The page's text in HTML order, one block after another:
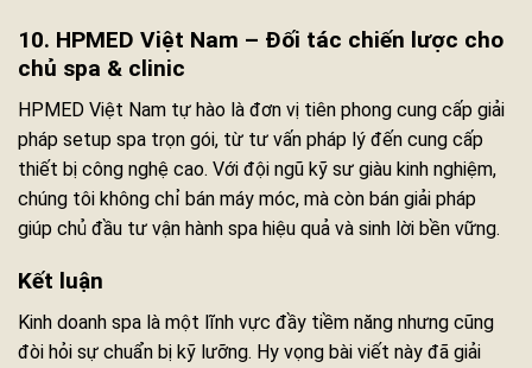
10. HPMED Việt Nam – Đối tác chiến lược cho
chủ spa & clinic
HPMED Việt Nam tự hào là đơn vị tiên phong cung cấp giải
pháp setup spa trọn gói, từ tư vấn pháp lý đến cung cấp
thiết bị công nghệ cao. Với đội ngũ kỹ sư giàu kinh nghiệm,
chúng tôi không chỉ bán máy móc, mà còn bán giải pháp
giúp chủ đầu tư vận hành spa hiệu quả và sinh lời bền vững.
Kết luận
Kinh doanh spa là một lĩnh vực đầy tiềm năng nhưng cũng
đòi hỏi sự chuẩn bị kỹ lưỡng. Hy vọng bài viết này đã giải